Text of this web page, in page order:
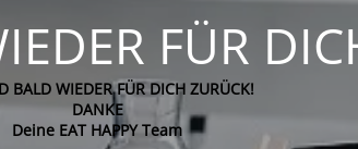
FÜR
BALD WIEDER FÜR DICH ZURÜCK!
DANKE
Deine EAT HAPPY Team